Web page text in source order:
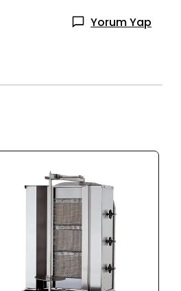
Yorum Yap